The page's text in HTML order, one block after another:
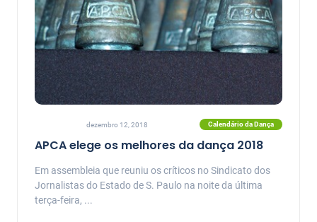
dezembro 12, 2018 Calendário da Dança
APCA elege os melhores da dança 2018
Em assembleia que reuniu os críticos no Sindicato dos
Jornalistas do Estado de S. Paulo na noite da última
terça-feira, ...